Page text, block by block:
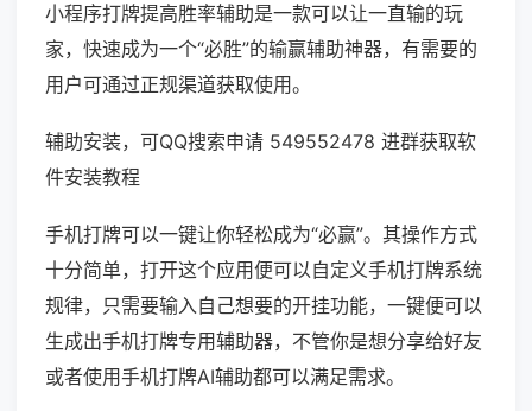
小程序打牌提高胜率辅助是一款可以让一直输的玩
家，快速成为一个“必胜”的输赢辅助神器，有需要的
用户可通过正规渠道获取使用。
辅助安装，可QQ搜索申请 549552478 进群获取软
件安装教程
手机打牌可以一键让你轻松成为“必赢”。其操作方式
十分简单，打开这个应用便可以自定义手机打牌系统
规律，只需要输入自己想要的开挂功能，一键便可以
生成出手机打牌专用辅助器，不管你是想分享给好友
或者使用手机打牌AI辅助都可以满足需求。